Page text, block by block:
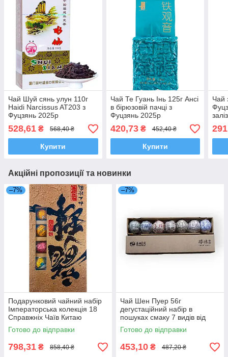
Чай Шуй сянь улун 110г
Haidi Narcissus AT203 з
Фуцзянь 2025р
528,61 ₴ 568,40 ₴
Купити
Чай Те Гуань Інь 125г Ансі
в бірюзовій пачці з
Фуцзянь 2025р
420,73₴ 452,40 ₴
Купити
Чай
Акційні пропозиції та новинки
–7%
Подарунковий чайний набір
Імператорська колекція 18
Справжніх Чаїв Китаю
Готово до відправки
798,31 ₴ 858,40 ₴
–7%
Чай Шен Пуер 56г
дегустаційний набір в
пошуках смаку 7 видів від
Юшувань
Готово до відправки
453,10 ₴ 487,20 ₴